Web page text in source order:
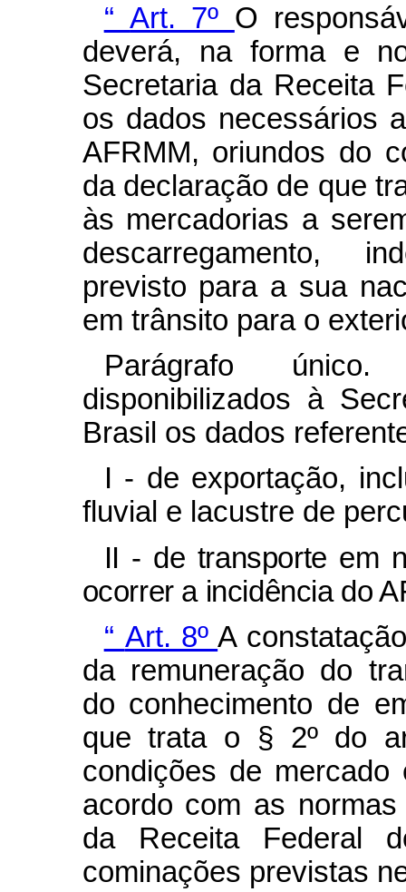
“Art. 7º O
deverá, na forma e
Secretaria da Receita
os dados necessários
AFRMM, oriundos do
da declaração de que
às mercadorias a
descarregamento,
previsto para a sua
em trânsito para o
Parágrafo
disponibilizados à
Brasil os dados
I - de exportação,
fluvial e lacustre de
II - de transporte em
ocorrer a incidência do
“ Art. 8ºA
da remuneração do
do conhecimento de
que trata o § 2º do
condições de
acordo com as
da Receita Federal
cominações previstas